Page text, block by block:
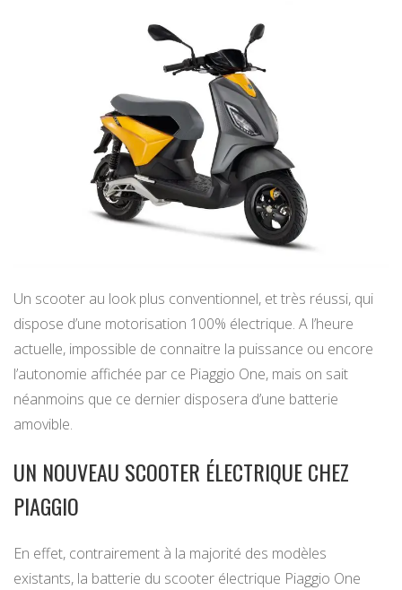
Un scooter au look plus conventionnel, et très réussi, qui
dispose d’une motorisation 100% électrique. A l’heure
actuelle, impossible de connaitre la puissance ou encore
l’autonomie affichée par ce Piaggio One, mais on sait
néanmoins que ce dernier disposera d’une batterie
amovible.
UN NOUVEAU SCOOTER ÉLECTRIQUE CHEZ
PIAGGIO
En effet, contrairement à la majorité des modèles
existants, la batterie du scooter électrique Piaggio One